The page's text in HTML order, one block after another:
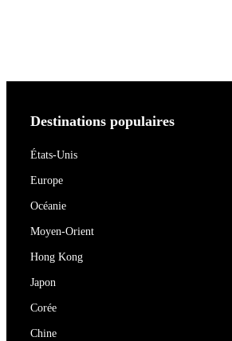
Destinations populaires
États-Unis
Europe
Océanie
Moyen-Orient
Hong Kong
Japon
Corée
Chine